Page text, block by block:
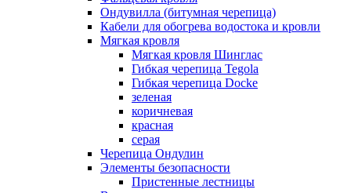
Ондувилла (битумная черепица)
Кабели для обогрева водостока и кровли
Мягкая кровля
Мягкая кровля Шинглас
Гибкая черепица Tegola
Гибкая черепица Docke
зеленая
коричневая
красная
серая
Черепица Ондулин
Элементы безопасности
Пристенные лестницы